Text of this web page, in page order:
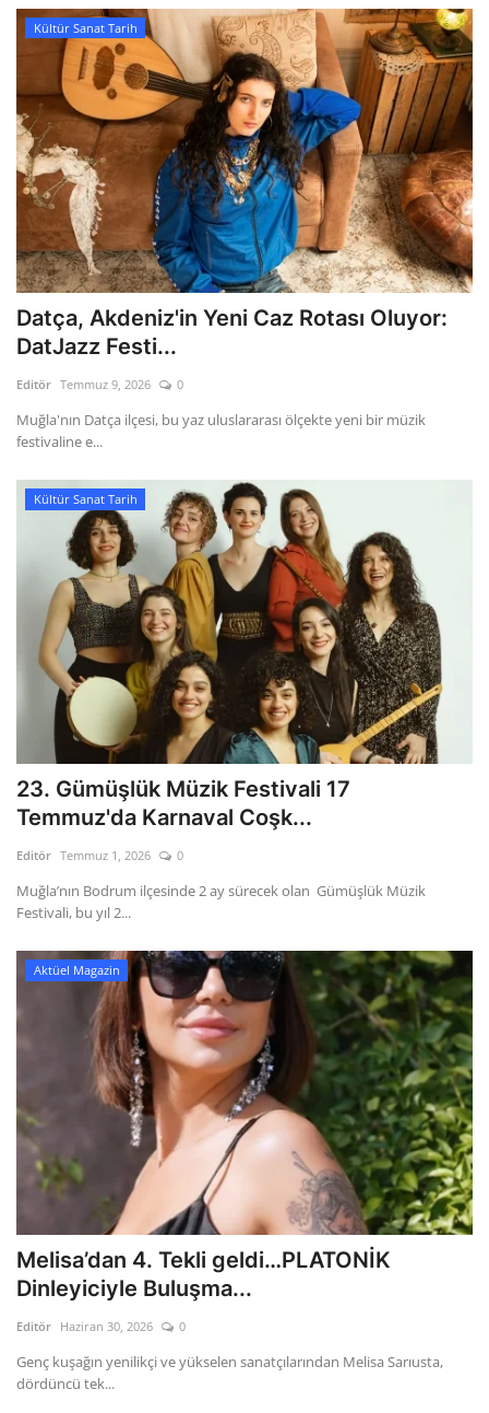
Kültür Sanat Tarih
Datça, Akdeniz'in Yeni Caz Rotası Oluyor:
DatJazz Festi...
Editör Temmuz 9, 2026 0
Muğla'nın Datça ilçesi, bu yaz uluslararası ölçekte yeni bir müzik
festivaline e...
Kültür Sanat Tarih
23. Gümüşlük Müzik Festivali 17
Temmuz'da Karnaval Coşk...
Editör Temmuz 1, 2026 0
Muğla’nın Bodrum ilçesinde 2 ay sürecek olan Gümüşlük Müzik
Festivali, bu yıl 2...
Aktüel Magazin
Melisa’dan 4. Tekli geldi…PLATONİK
Dinleyiciyle Buluşma...
Editör Haziran 30, 2026 0
Genç kuşağın yenilikçi ve yükselen sanatçılarından Melisa Sarıusta,
dördüncü tek...